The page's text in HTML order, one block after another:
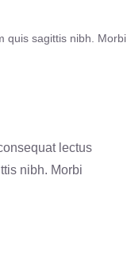
quis sagittis nibh. Morbi
lectus
nibh. Morbi